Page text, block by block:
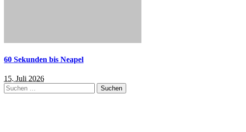
60 Sekunden bis Neapel
15. Juli 2026
Suchen
nach: